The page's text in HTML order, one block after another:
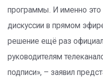
программы. И именно
дискуссии в прямом
решение ещё раз
руководителям
подписи», – заявил